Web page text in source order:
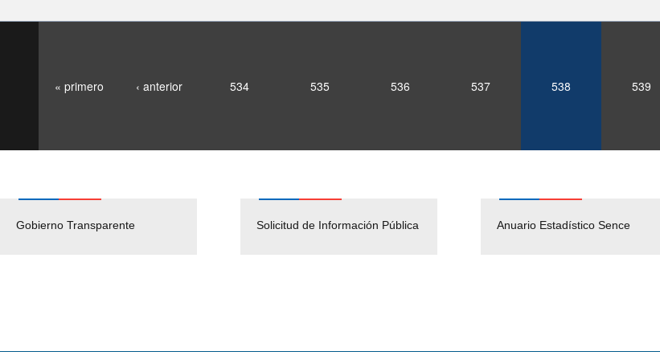
« primero ‹ anterior 534 535 536 537 538 539
Gobierno Transparente Solicitud de Información Pública Anuario Estadístico Sence
Pago Proveedores
Empleos Públicos
Solicitud Audiencias y